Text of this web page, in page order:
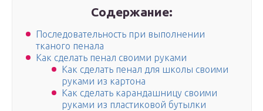
Содержание:
Последовательность при выполнении
тканого пенала
Как сделать пенал своими руками
Как сделать пенал для школы своими
руками из картона
Как сделать карандашницу своими
руками из пластиковой бутылки